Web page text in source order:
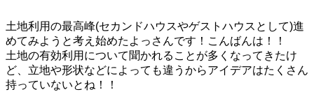
土地利用の最高峰(セカンドハウスやゲストハウスとして)進
めてみようと考え始めたよっさんです！こんばんは！！
土地の有効利用について聞かれることが多くなってきたけ
ど、立地や形状などによっても違うからアイデアはたくさん
持っていないとね！！